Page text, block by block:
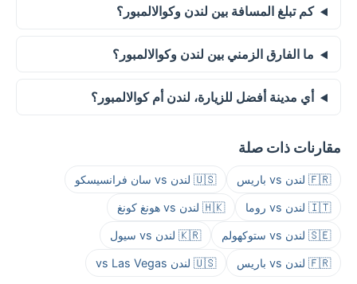
كم تبلغ المسافة بين لندن وكوالالمبور؟
ما الفارق الزمني بين لندن وكوالالمبور؟
أي مدينة أفضل للزيارة، لندن أم كوالالمبور؟
مقارنات ذات صلة
🇫🇷 لندن vs باريس 🇺🇸 لندن vs سان فرانسيسكو
🇮🇹 لندن vs روما 🇭🇰 لندن vs هونغ كونغ
🇸🇪 لندن vs ستوكهولم 🇰🇷 لندن vs سيول
🇫🇷 لندن vs باريس 🇺🇸 لندن vs Las Vegas